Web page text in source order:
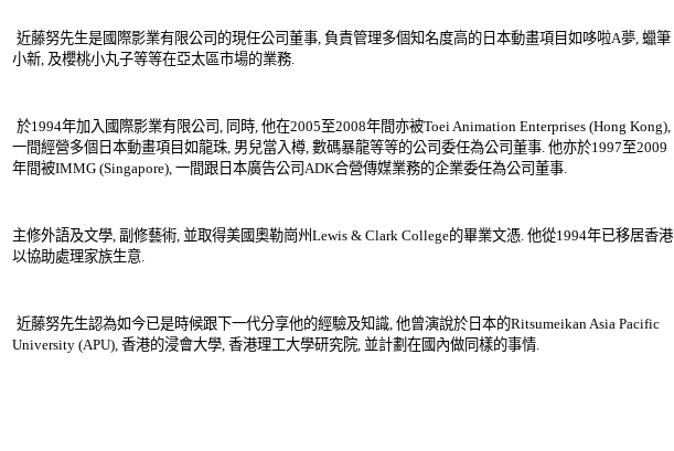
近藤努先生是國際影業有限公司的現任公司董事, 負責管理多個知名度高的日本動畫項目如哆啦A夢, 蠟筆
小新, 及櫻桃小丸子等等在亞太區市場的業務.
於1994年加入國際影業有限公司, 同時, 他在2005至2008年間亦被Toei Animation Enterprises (Hong Kong),
一間經營多個日本動畫項目如龍珠, 男兒當入樽, 數碼暴龍等等的公司委任為公司董事. 他亦於1997至2009
年間被IMMG (Singapore), 一間跟日本廣告公司ADK合營傳媒業務的企業委任為公司董事.
主修外語及文學, 副修藝術, 並取得美國奧勒崗州Lewis & Clark College的畢業文憑. 他從1994年已移居香港
以協助處理家族生意.
近藤努先生認為如今已是時候跟下一代分享他的經驗及知識, 他曾演說於日本的Ritsumeikan Asia Pacific
University (APU), 香港的浸會大學, 香港理工大學研究院, 並計劃在國內做同樣的事情.